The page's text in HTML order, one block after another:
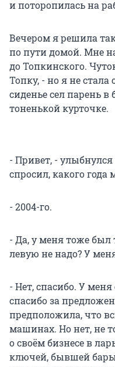
и поторопилась на
Вечером я решила
по пути домой. Мне
до Топкинского.
Топку, - но я не стала
сиденье сел парень
тоненькой курточке.
- Привет, -
спросил, какого
- 2004-го.
- Да, у меня тоже был
левую не надо? У
- Нет, спасибо. У
спасибо за
предположила, что
машинах. Но нет, не
о своём бизнесе в
ключей, бывшей